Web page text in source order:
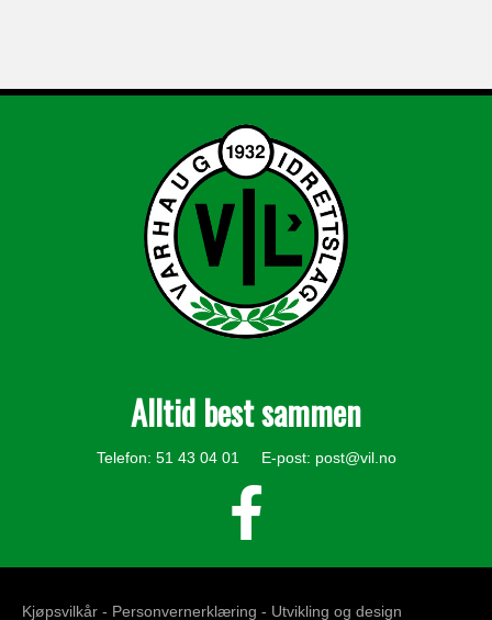
Alltid best sammen
Telefon: 51 43 04 01 E-post: post@vil.no
Kjøpsvilkår - Personvernerklæring - Utvikling og design